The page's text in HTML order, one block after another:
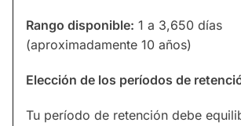
Rango disponible: 1 a 3,650 días
(aproximadamente 10 años)
Elección de los períodos de
Tu período de retención debe